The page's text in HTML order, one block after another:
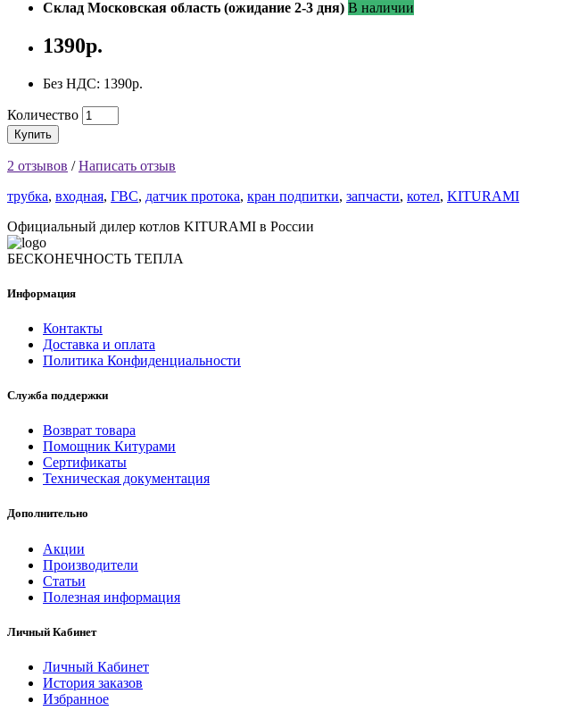
Склад Московская область (ожидание 2-3 дня) В наличии
1390р.
Без НДС: 1390р.
Количество
Купить
2 отзывов /Написать отзыв
трубка, входная, ГВС, датчик протока, кран подпитки, запчасти, котел, KITURAMI
Официальный дилер котлов KITURAMI в России
БЕСКОНЕЧНОСТЬ ТЕПЛА
Информация
Контакты
Доставка и оплата
Политика Конфиденциальности
Служба поддержки
Возврат товара
Помощник Китурами
Сертификаты
Техническая документация
Дополнительно
Акции
Производители
Статьи
Полезная информация
Личный Кабинет
Личный Кабинет
История заказов
Избранное